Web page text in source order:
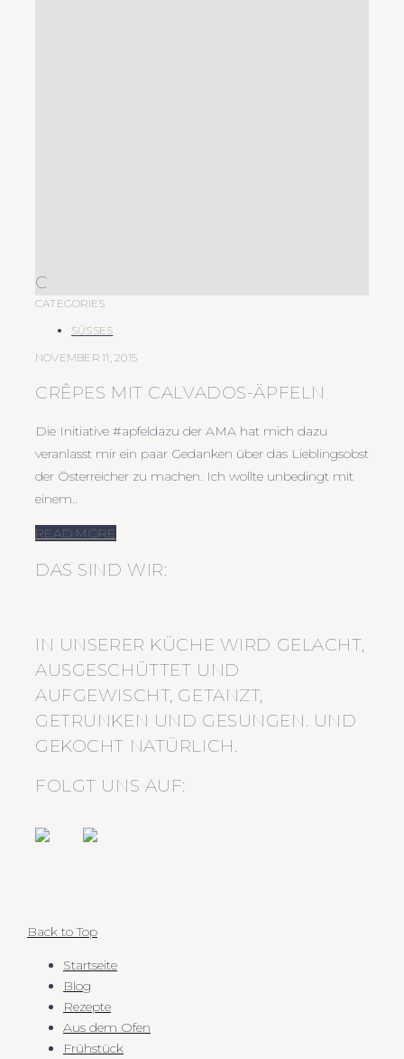
C
CATEGORIES
SÜSSES
NOVEMBER 11, 2015
CRÊPES MIT CALVADOS-ÄPFELN
Die Initiative #apfeldazu der AMA hat mich dazu
veranlasst mir ein paar Gedanken über das Lieblingsobst
der Österreicher zu machen. Ich wollte unbedingt mit
einem..
READ MORE
DAS SIND WIR:
IN UNSERER KÜCHE WIRD GELACHT,
AUSGESCHÜTTET UND
AUFGEWISCHT, GETANZT,
GETRUNKEN UND GESUNGEN. UND
GEKOCHT NATÜRLICH.
FOLGT UNS AUF:
Back to Top
Startseite
Blog
Rezepte
Aus dem Ofen
Frühstück